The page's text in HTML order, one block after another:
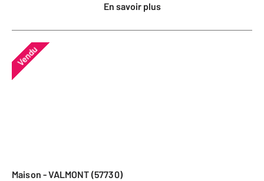
En savoir plus
Vendu
Maison - VALMONT (57730)